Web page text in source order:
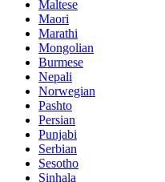
Maltese
Maori
Marathi
Mongolian
Burmese
Nepali
Norwegian
Pashto
Persian
Punjabi
Serbian
Sesotho
Sinhala